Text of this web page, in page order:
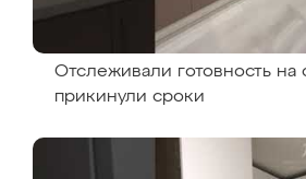
Отслеживали готовность на
прикинули сроки